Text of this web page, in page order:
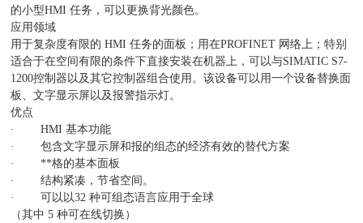
的小型HMI 任务，可以更换背光颜色。
应用领域
用于复杂度有限的 HMI 任务的面板；用在PROFINET 网络上；特别
适合于在空间有限的条件下直接安装在机器上，可以与SIMATIC S7-
1200控制器以及其它控制器组合使用。该设备可以用一个设备替换面
板、文字显示屏以及报警指示灯。
优点
· HMI 基本功能
· 包含文字显示屏和报的组态的经济有效的替代方案
· **格的基本面板
· 结构紧凑，节省空间。
· 可以以32 种可组态语言应用于全球
（其中 5 种可在线切换）